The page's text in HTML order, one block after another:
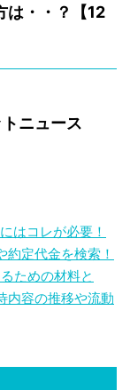
は・・？【12
トニュース
はコレが必要！
定代金を検索！
ための材料と
内容の推移や流動